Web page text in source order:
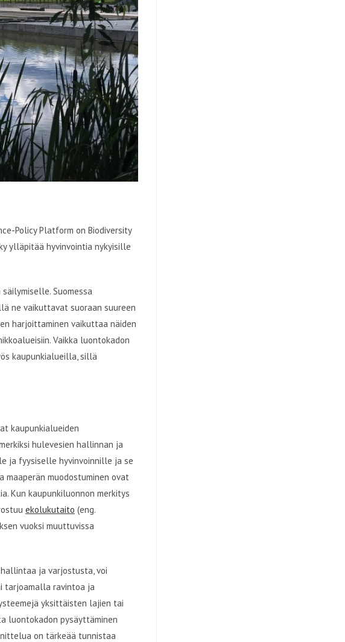
Policy Platform on Biodiversity
ylläpitää hyvinvointia nykyisille
Suomessa
ne vaikuttavat suoraan suureen
harjoittaminen vaikuttaa näiden
Vaikka luontokadon
kaupunkialueilla, sillä
kaupunkialueiden
hulevesien hallinnan ja
ja fyysiselle hyvinvoinnille ja se
muodostuminen ovat
Kun kaupunkiluonnon merkitys
ekolukutaito (eng.
vuoksi muuttuvissa
ja varjostusta, voi
tarjoamalla ravintoa ja
yksittäisten lajien tai
luontokadon pysäyttäminen
on tärkeää tunnistaa